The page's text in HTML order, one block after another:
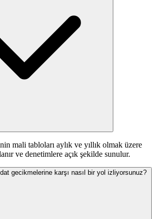
mali tabloları aylık ve yıllık olmak üzere
ve denetimlere açık şekilde sunulur.
gecikmelerine karşı nasıl bir yol izliyorsunuz?